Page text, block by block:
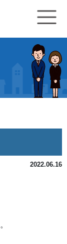
2022.06.16